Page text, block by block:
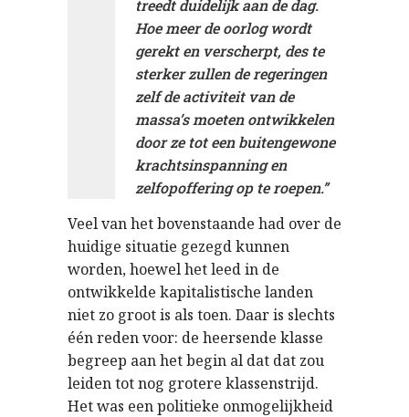
treedt duidelijk aan de dag.
Hoe meer de oorlog wordt
gerekt en verscherpt, des te
sterker zullen de regeringen
zelf de activiteit van de
massa’s moeten ontwikkelen
door ze tot een buitengewone
krachtsinspanning en
zelfopoffering op te roepen.”
Veel van het bovenstaande had over de
huidige situatie gezegd kunnen
worden, hoewel het leed in de
ontwikkelde kapitalistische landen
niet zo groot is als toen. Daar is slechts
één reden voor: de heersende klasse
begreep aan het begin al dat dat zou
leiden tot nog grotere klassenstrijd.
Het was een politieke onmogelijkheid